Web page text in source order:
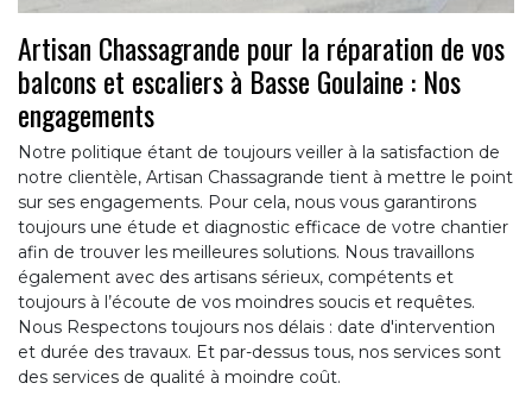
Artisan Chassagrande pour la réparation de vos
balcons et escaliers à Basse Goulaine : Nos
engagements
Notre politique étant de toujours veiller à la satisfaction de
notre clientèle, Artisan Chassagrande tient à mettre le point
sur ses engagements. Pour cela, nous vous garantirons
toujours une étude et diagnostic efficace de votre chantier
afin de trouver les meilleures solutions. Nous travaillons
également avec des artisans sérieux, compétents et
toujours à l’écoute de vos moindres soucis et requêtes.
Nous Respectons toujours nos délais : date d'intervention
et durée des travaux. Et par-dessus tous, nos services sont
des services de qualité à moindre coût.